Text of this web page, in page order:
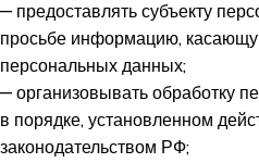
— предоставлять субъекту
просьбе информацию,
персональных данных;
— организовывать обработку
в порядке, установленном
законодательством РФ;